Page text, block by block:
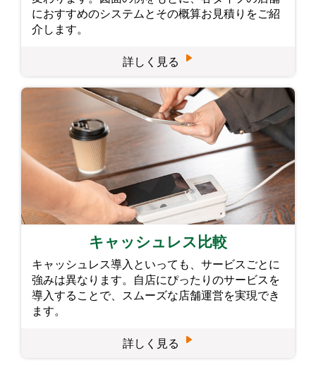
におすすめのシステムとその概算お見積りをご紹
介します。
詳しく見る
キャッシュレス比較
キャッシュレス導入といっても、サービスごとに
強みは異なります。自店にぴったりのサービスを
導入することで、スムーズな店舗運営を実現でき
ます。
詳しく見る